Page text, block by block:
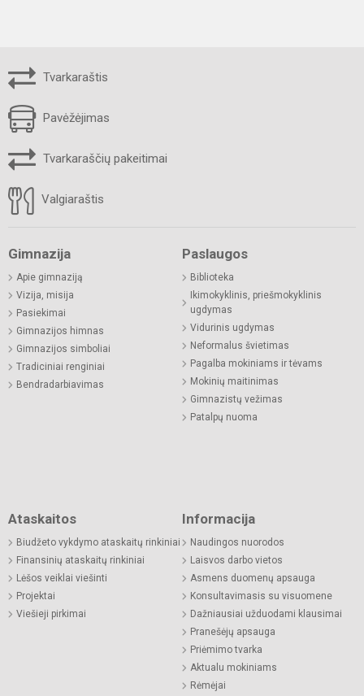
Tvarkaraštis
Pavėžėjimas
Tvarkaraščių pakeitimai
Valgiaraštis
Gimnazija
Apie gimnaziją
Vizija, misija
Pasiekimai
Gimnazijos himnas
Gimnazijos simboliai
Tradiciniai renginiai
Bendradarbiavimas
Paslaugos
Biblioteka
Ikimokyklinis, priešmokyklinis
ugdymas
Vidurinis ugdymas
Neformalus švietimas
Pagalba mokiniams ir tėvams
Mokinių maitinimas
Gimnazistų vežimas
Patalpų nuoma
Ataskaitos
Biudžeto vykdymo ataskaitų rinkiniai
Finansinių ataskaitų rinkiniai
Lėšos veiklai viešinti
Projektai
Viešieji pirkimai
Informacija
Naudingos nuorodos
Laisvos darbo vietos
Asmens duomenų apsauga
Konsultavimasis su visuomene
Dažniausiai užduodami klausimai
Pranešėjų apsauga
Priėmimo tvarka
Aktualu mokiniams
Rėmėjai